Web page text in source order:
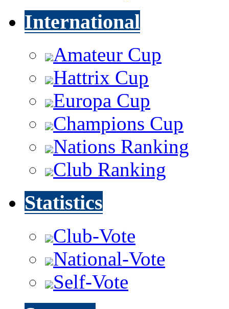
International
Amateur Cup
Hattrix Cup
Europa Cup
Champions Cup
Nations Ranking
Club Ranking
Statistics
Club-Vote
National-Vote
Self-Vote